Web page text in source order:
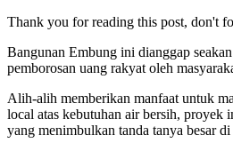
Thank you for reading this post, don't
Bangunan Embung ini dianggap
pemborosan uang rakyat oleh
Alih-alih memberikan manfaat untuk
local atas kebutuhan air bersih, proyek
yang menimbulkan tanda tanya besar